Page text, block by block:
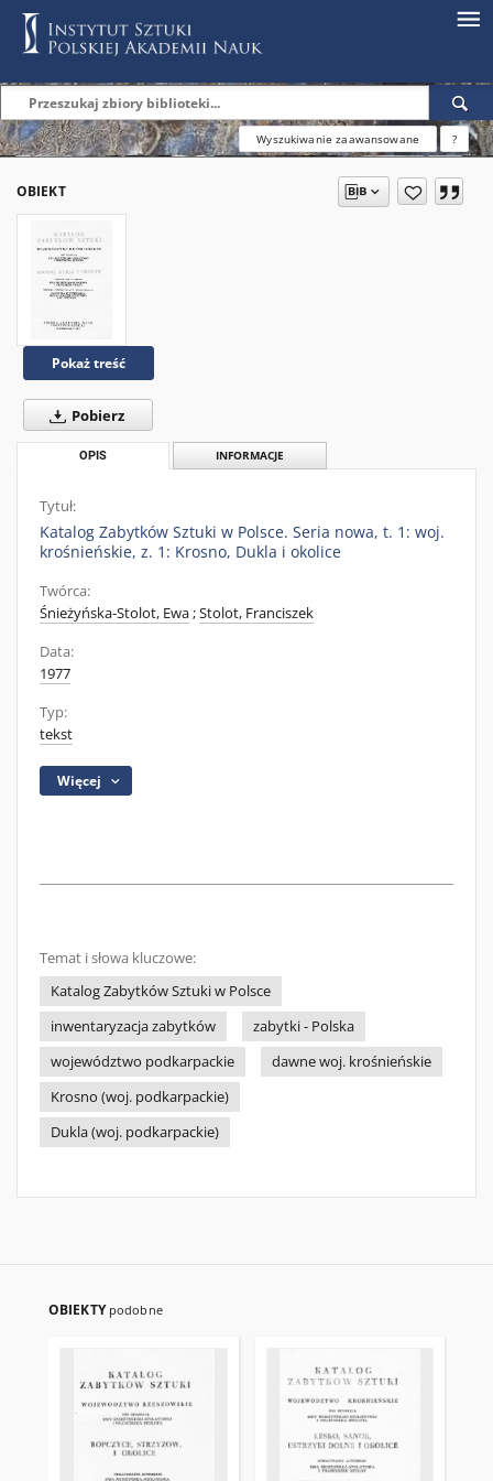
Wyszukiwanie zaawansowane ?
OBIEKT
Pokaż treść
Pobierz
OPIS INFORMACJE
Tytuł:
Katalog Zabytków Sztuki w Polsce. Seria nowa, t. 1: woj.
krośnieńskie, z. 1: Krosno, Dukla i okolice
Twórca:
Śnieżyńska-Stolot, Ewa;Stolot, Franciszek
Data:
1977
Typ:
tekst
Więcej
Temat i słowa kluczowe:
Katalog Zabytków Sztuki w Polsce
inwentaryzacja zabytków
zabytki - Polska
województwo podkarpackie
dawne woj. krośnieńskie
Krosno (woj. podkarpackie)
Dukla (woj. podkarpackie)
OBIEKTY podobne